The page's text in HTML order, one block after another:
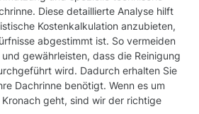
Diese detaillierte Analyse hilft
Kostenkalkulation anzubieten,
abgestimmt ist. So vermeiden
gewährleisten, dass die Reinigung
wird. Dadurch erhalten Sie
Dachrinne benötigt. Wenn es um
geht, sind wir der richtige